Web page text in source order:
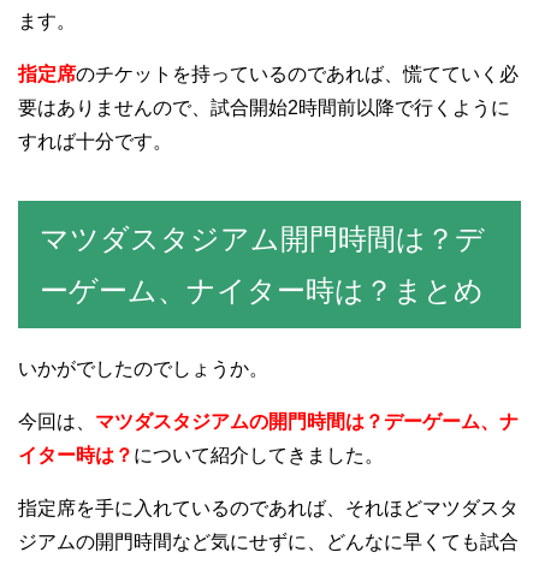
ます。
指定席のチケットを持っているのであれば、慌てていく必
要はありませんので、試合開始2時間前以降で行くように
すれば十分です。
マツダスタジアム開門時間は？デ
ーゲーム、ナイター時は？まとめ
いかがでしたのでしょうか。
今回は、 マツダスタジアムの開門時間は？デーゲーム、ナ
イター時は？ について紹介してきました。
指定席を手に入れているのであれば、それほどマツダスタ
ジアムの開門時間など気にせずに、どんなに早くても試合